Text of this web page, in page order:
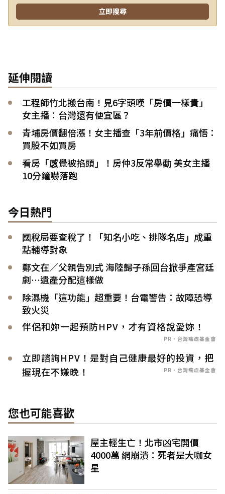
延伸閱讀
工程師竹北搬台南！見6字頭嘆「房價一樣貴」
女主播：台灣還有便宜區？
青埔房價翻倍漲！女主播查「3年前價格」痛悟：
買股不如買房
看房「感覺被掐頭」！房仲3反常舉動 美女主播
10分鐘嚇落跑
今日熱門
國稅局要查稅了！「知名小吃、排隊名店」成重
點輔導對象
鄭文在／父親告別式 海陸歸子孫回台掀爭產宮廷
劇…遺產分配這樣做
除濕機「這功能」超重要！台電警告：故障恐導
致火災
伴侶和妳一起預防HPV，才有資格說愛妳！
PR．台灣癌症基金會
立即諮詢HPV！是對自己健康最好的投資，把
握現在不嫌晚！
PR．台灣癌症基金會
您也可能喜歡
屋主輕生亡！北市凶宅開價
4000萬 網崩潰：死者是大咖女
星